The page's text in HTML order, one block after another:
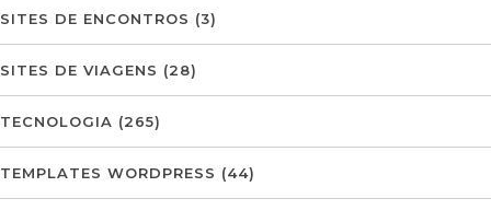
SITES DE ENCONTROS (3)
SITES DE VIAGENS (28)
TECNOLOGIA (265)
TEMPLATES WORDPRESS (44)